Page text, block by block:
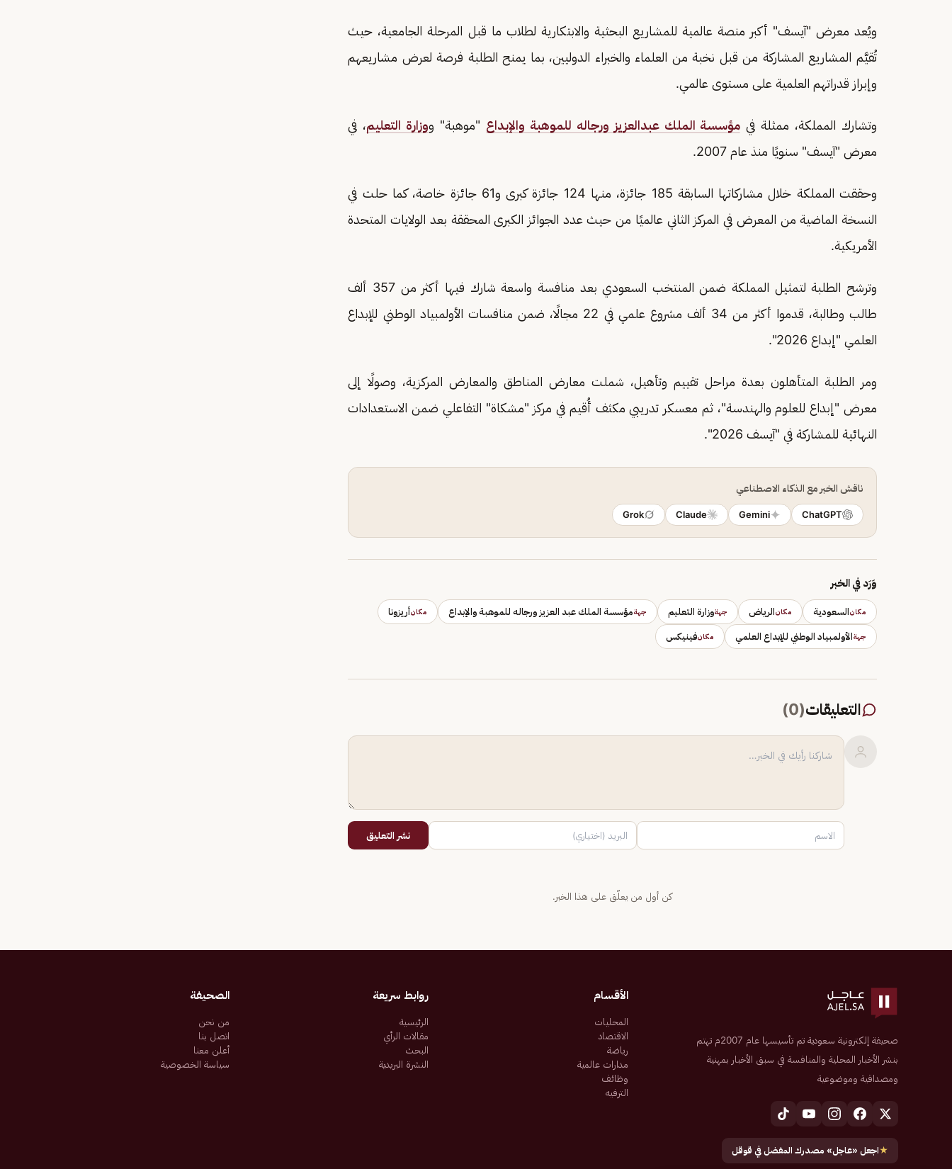
ويُعد معرض "آيسف" أكبر منصة عالمية للمشاريع البحثية والابتكارية لطلاب ما قبل المرحلة الجامعية، حيث
تُقيَّم المشاريع المشاركة من قبل نخبة من العلماء والخبراء الدوليين، بما يمنح الطلبة فرصة لعرض مشاريعهم
وإبراز قدراتهم العلمية على مستوى عالمي.
وتشارك المملكة، ممثلة في مؤسسة الملك عبدالعزيز ورجاله للموهبة والإبداع "موهبة" ووزارة التعليم، في
معرض "آيسف" سنويًا منذ عام 2007.
وحققت المملكة خلال مشاركاتها السابقة 185 جائزة، منها 124 جائزة كبرى و61 جائزة خاصة، كما حلت في
النسخة الماضية من المعرض في المركز الثاني عالميًا من حيث عدد الجوائز الكبرى المحققة بعد الولايات المتحدة
الأمريكية.
وترشح الطلبة لتمثيل المملكة ضمن المنتخب السعودي بعد منافسة واسعة شارك فيها أكثر من 357 ألف
طالب وطالبة، قدموا أكثر من 34 ألف مشروع علمي في 22 مجالًا، ضمن منافسات الأولمبياد الوطني للإبداع
العلمي "إبداع 2026".
ومر الطلبة المتأهلون بعدة مراحل تقييم وتأهيل، شملت معارض المناطق والمعارض المركزية، وصولًا إلى
معرض "إبداع للعلوم والهندسة"، ثم معسكر تدريبي مكثف أُقيم في مركز "مشكاة" التفاعلي ضمن الاستعدادات
النهائية للمشاركة في "آيسف 2026".
ناقش الخبر مع الذكاء الاصطناعي
ChatGPT
Gemini
Claude
Grok
وَرَد في الخبر
مكانالسعودية مكانالرياض جهةوزارة التعليم جهةمؤسسة الملك عبد العزيز ورجاله للموهبة والإبداع مكانأريزونا
جهةالأولمبياد الوطني للإبداع العلمي مكانفينيكس
التعليقات(
0
)
نشر التعليق
كن أول من يعلّق على هذا الخبر.
صحيفة إلكترونية سعودية تم تأسيسها عام 2007م تهتم
بنشر الأخبار المحلية والمنافسة في سبق الأخبار بمهنية
ومصداقية وموضوعية
★اجعل «عاجل» مصدرك المفضل في قوقل
الأقسام
المحليات
الاقتصاد
رياضة
مدارات عالمية
وظائف
الترفيه
روابط سريعة
الرئيسية
مقالات الرأي
البحث
النشرة البريدية
الصحيفة
من نحن
اتصل بنا
أعلن معنا
سياسة الخصوصية